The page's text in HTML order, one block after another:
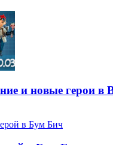
и новые герои в